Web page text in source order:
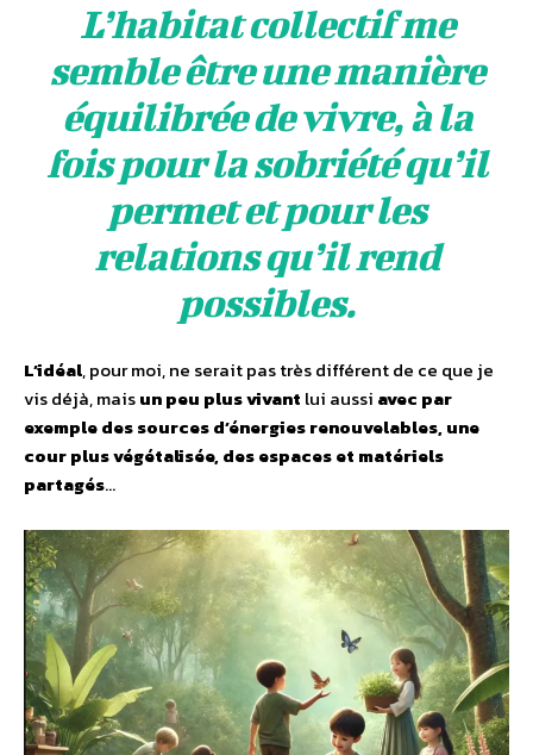
L’habitat collectif me
semble être une manière
équilibrée de vivre, à la
fois pour la sobriété qu’il
permet et pour les
relations qu’il rend
possibles.
L’idéal, pour moi, ne serait pas très différent de ce que je
vis déjà, maisun peu plus vivant lui aussi avec par
exemple des sources d’énergies renouvelables, une
cour plus végétalisée, des espaces et matériels
partagés…